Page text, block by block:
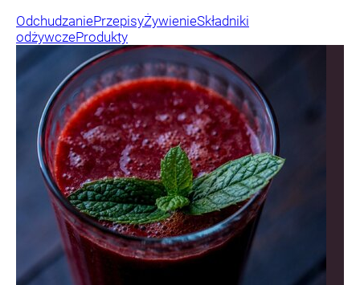
OdchudzaniePrzepisyŻywienieSkładniki
odżywczeProdukty